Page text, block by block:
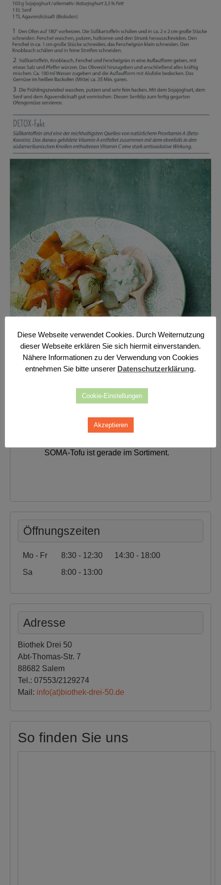
SOMA-Tofu ist gerade im Sortiment.
Öffnungszeiten
Mo - Fr 8:30 - 12:30
14:30 - 18:00
Sa
8:00 - 13:00
Adresse
Biothek Drei 50
Abt-Thomas-Str. 7
88682 Salem
Tel.: 07553/2129274
Mail: info(at)biothek-drei-50.de
So finden Sie uns
Diese Webseite verwendet Cookies. Durch Weiternutzung
dieser Webseite erklären Sie sich hiermit einverstanden.
Nähere Informationen zu der Verwendung von Cookies
entnehmen Sie bitte unserer Datenschutzerklärung.
Cookie-Einstellungen
Akzeptieren